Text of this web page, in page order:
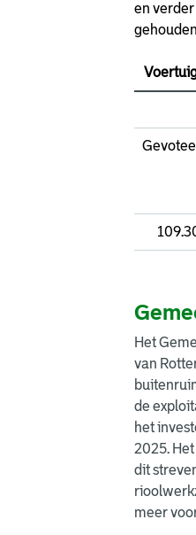
en
Het
van
de
het
2025.
dit
meer